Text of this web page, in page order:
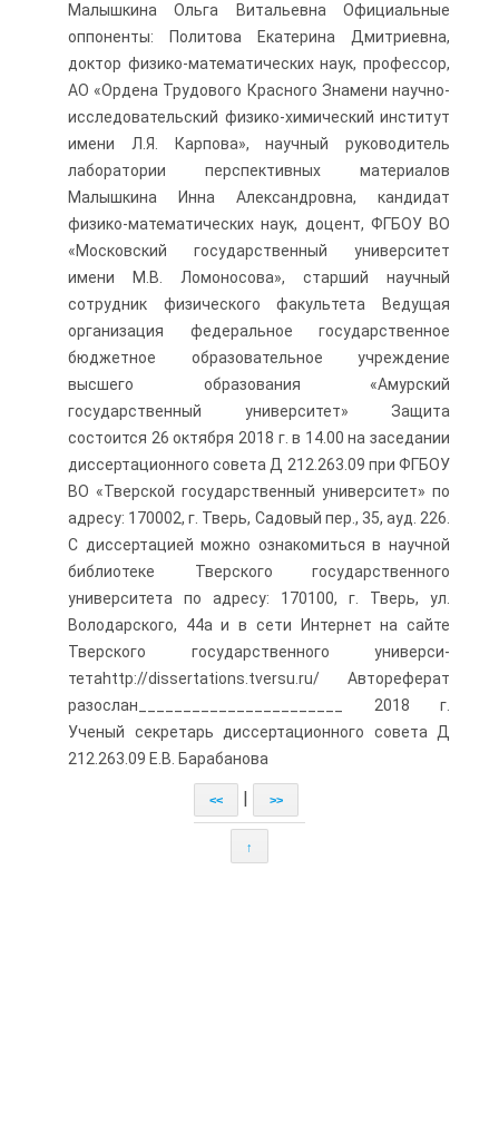
Малышкина Ольга Витальевна Официальные
оппоненты: Политова Екатерина Дмитриевна,
доктор физико-математических наук, профессор,
АО «Ордена Трудового Красного Знамени науч­но-
исследовательский физико-химический институт
имени Л.Я. Карпова», научный ру­ководитель
лаборатории перспективных ма­териалов
Малышкина Инна Александровна, кандидат
физико-математических наук, доцент, ФГБОУ ВО
«Московский государственный университет
имени М.В. Ломоносова», старший научный
сотрудник физического факультета Ведущая
организация федеральное государственное
бюджетное образовательное учреждение
высшего образования «Амурский
государственный университет» Защита
состоится 26 октября 2018 г. в 14.00 на заседании
диссертационного совета Д 212.263.09 при ФГБОУ
ВО «Тверской государственный университет» по
адресу: 170002, г. Тверь, Садовый пер., 35, ауд. 226.
С диссертацией можно ознакомиться в научной
библиотеке Тверского го­сударственного
университета по адресу: 170100, г. Тверь, ул.
Володарско­го, 44а и в сети Интернет на сайте
Тверского государственного универси­
тетаhttp://dissertations.tversu.ru/ Автореферат
разослан_______________________ 2018 г.
Ученый секретарь диссертационного совета Д
212.263.09 Е.В. Барабанова
<< >>
↑